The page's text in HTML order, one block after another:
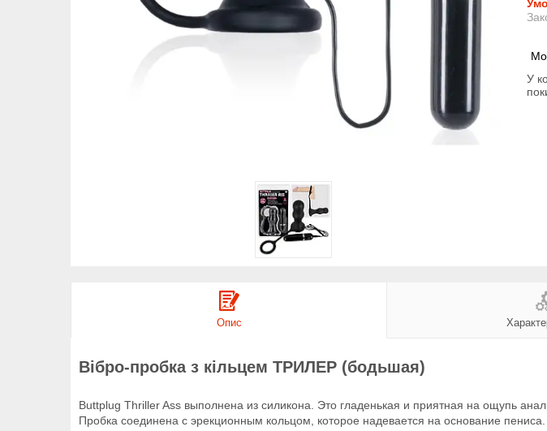
У
Опис
Вібро-пробка з кільцем ТРИЛЕР (бодьшая)
Buttplug Thriller Ass выполнена из силикона. Это гладенькая и приятная на ощупь
Пробка соединена с эрекционным кольцом, которое надевается на основание